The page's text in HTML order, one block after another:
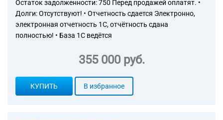
Остаток задолженности: 750 Перед продажей оплатят. •
Долги: Отсутствуют! • Отчетность сдается Электронно,
электронная отчетность 1С, отчётность сдана
полностью! • База 1С ведётся
355 000 руб.
КУПИТЬ В избранное